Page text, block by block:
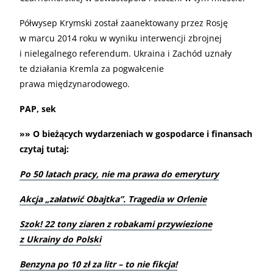
Półwysep Krymski został zaanektowany przez Rosję
w marcu 2014 roku w wyniku interwencji zbrojnej
i nielegalnego referendum. Ukraina i Zachód uznały
te działania Kremla za pogwałcenie
prawa międzynarodowego.
PAP, sek
»» O bieżących wydarzeniach w gospodarce i finansach
czytaj tutaj:
Po 50 latach pracy, nie ma prawa do emerytury
Akcja „załatwić Obajtka”. Tragedia w Orlenie
Szok! 22 tony ziaren z robakami przywiezione
z Ukrainy do Polski
Benzyna po 10 zł za litr – to nie fikcja!